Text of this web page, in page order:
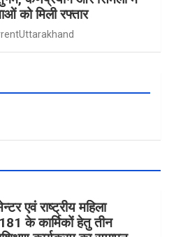
s
को मिली रफ्तार
एवं राष्ट्रीय महिला
के कार्मिकों हेतु तीन